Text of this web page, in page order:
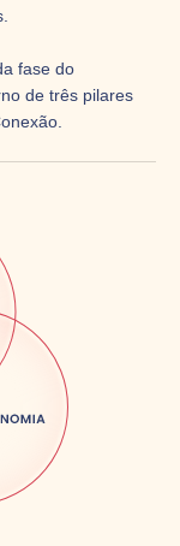
fase do
de três pilares